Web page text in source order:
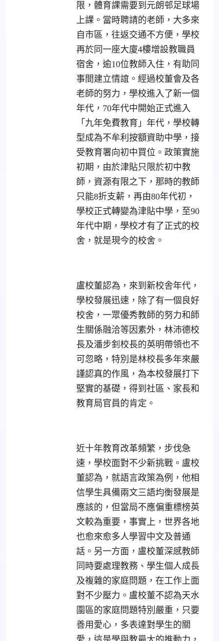
限，體育課需要到元朗邨足球場
上課。當時聘請的老師，大多來
自市區，往返交通不方便，學校
再於同一座大廈4樓增設教職員
宿舍，逾10位教師入住，有助同
事間建立情誼。經過校董會及各
老師的努力，學校進入了新一個
年代，70年代中開始正式進入
「九年免費教育」年代，學校轉
型成為不牟利按額資助中學，接
受教育署向初中買位。政策實施
初期，由於津貼只限於初中教
師，資源有限之下，那時的教師
只能8折支薪，再由80年代初，
學校正式轉變為津貼中學，至90
年代中期，學校才有了正式的校
舍，就是現今的校舍。
盧校董認為，來到新校舎年代，
學校發展迅速，除了有一個良好
校舍，一眾優秀教師的努力和師
生關係融洽等因素外，林沛德校
長及潘步釗校長的英明帶領也不
可忽略，特別是林校長多年來嚴
謹認真的作風，為本校發展打下
堅實的基礎，得到社區、家長和
教育局官員的肯定。
近十年教育改革頻繁，步伐急
速，學校面對不少新挑戰。盧校
董認為，就語言政策為例，他相
信學生具備兩文三語均衡發展是
應該的，但當局不應偏重標榜英
文較為重要，事實上，世界各地
也愈來愈多人學習中文及普通
話。另一方面，盧校董深感教師
同時要處理教務、學生個人成長
及複雜的家庭問題，在工作上面
對不少壓力。盧校董不認為天水
圍區的家庭問題特別嚴重，只要
善用愛心，多表達對學生的關